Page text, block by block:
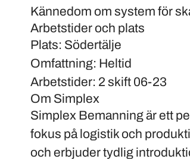
Kännedom om system för
Arbetstider och plats
Plats: Södertälje
Omfattning: Heltid
Arbetstider: 2 skift 06-23
Om Simplex
Simplex Bemanning är ett
fokus på logistik och
och erbjuder tydlig